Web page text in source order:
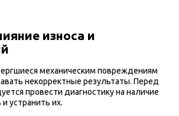
износа и
механическим повреждениям
некорректные результаты. Перед
провести диагностику на наличие
устранить их.